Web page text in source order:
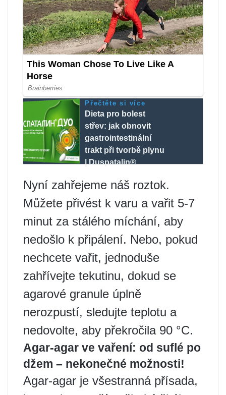
Přečtěte si více
Dieta pro bolest
střev: jak obnovit
gastrointestinální
trakt při tvorbě plynu
| Duspatalin®
Nyní zahřejeme náš roztok.
Můžete přivést k varu a vařit 5-7
minut za stálého míchání, aby
nedošlo k připálení. Nebo, pokud
nechcete vařit, jednoduše
zahřívejte tekutinu, dokud se
agarové granule úplně
nerozpustí, sledujte teplotu a
nedovolte, aby překročila 90 °C.
Agar-agar ve vaření: od suflé po
džem – nekonečné možnosti!
Agar-agar je všestranná přísada,